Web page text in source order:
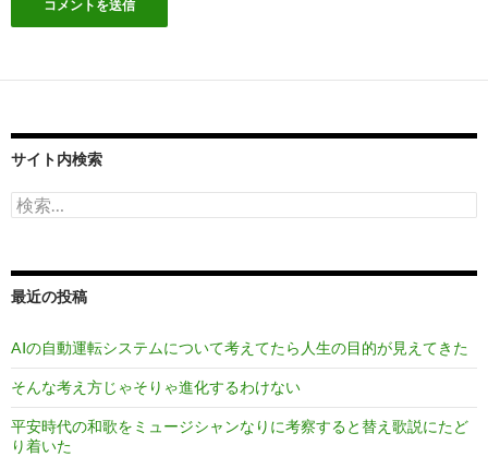
サイト内検索
検
索:
最近の投稿
AIの自動運転システムについて考えてたら人生の目的が見えてきた
そんな考え方じゃそりゃ進化するわけない
平安時代の和歌をミュージシャンなりに考察すると替え歌説にたど
り着いた